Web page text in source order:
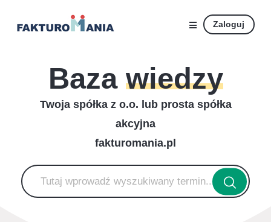
Zaloguj
Baza wiedzy
Twoja spółka z o.o. lub prosta spółka
akcyjna
fakturomania.pl